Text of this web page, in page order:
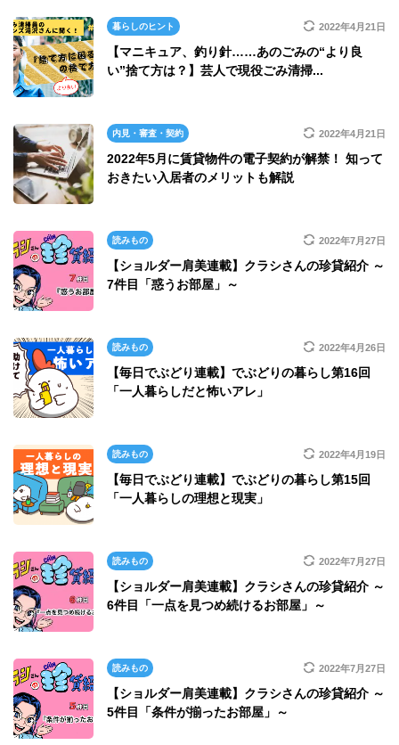
暮らしのヒント 2022年4月21日
【マニキュア、釣り針……あのごみの“より良
い”捨て方は？】芸人で現役ごみ清掃...
内見・審査・契約 2022年4月21日
2022年5月に賃貸物件の電子契約が解禁！ 知って
おきたい入居者のメリットも解説
読みもの 2022年7月27日
【ショルダー肩美連載】クラシさんの珍貸紹介 ～
7件目「惑うお部屋」～
読みもの 2022年4月26日
【毎日でぶどり連載】でぶどりの暮らし第16回
「一人暮らしだと怖いアレ」
読みもの 2022年4月19日
【毎日でぶどり連載】でぶどりの暮らし第15回
「一人暮らしの理想と現実」
読みもの 2022年7月27日
【ショルダー肩美連載】クラシさんの珍貸紹介 ～
6件目「一点を見つめ続けるお部屋」～
読みもの 2022年7月27日
【ショルダー肩美連載】クラシさんの珍貸紹介 ～
5件目「条件が揃ったお部屋」～